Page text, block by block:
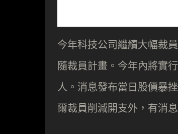
今年科技公司繼續大幅裁
隨裁員計畫。今年內將實
人。消息發布當日股價暴
爾裁員削減開支外，有消